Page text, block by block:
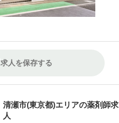
求人を保存する
清瀬市(東京都)エリアの薬剤師求
人